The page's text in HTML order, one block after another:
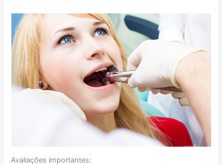
Avaliações importantes: